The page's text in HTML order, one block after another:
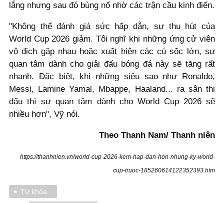
lắng nhưng sau đó bùng nổ nhờ các trận cầu kinh điển.
"Không thể đánh giá sức hấp dẫn, sự thu hút của
World Cup 2026 giảm. Tôi nghĩ khi những ứng cử viên
vô địch gặp nhau hoặc xuất hiện các cú sốc lớn, sự
quan tâm dành cho giải đấu bóng đá này sẽ tăng rất
nhanh. Đặc biệt, khi những siêu sao như Ronaldo,
Messi, Lamine Yamal, Mbappe, Haaland... ra sân thi
đấu thì sự quan tâm dành cho World Cup 2026 sẽ
nhiều hơn", Vỹ nói.
Theo Thanh Nam/ Thanh niên
https://thanhnien.vn/world-cup-2026-kem-hap-dan-hon-nhung-ky-world-
cup-truoc-185260614122352393.htm
Từ khóa